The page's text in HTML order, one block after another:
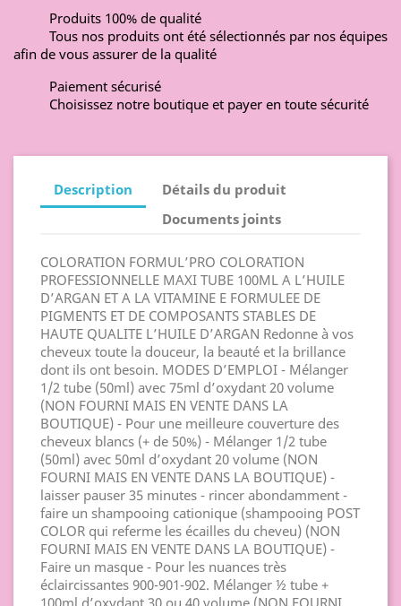
Produits 100% de qualité
Tous nos produits ont été sélectionnés par nos équipes
afin de vous assurer de la qualité
Paiement sécurisé
Choisissez notre boutique et payer en toute sécurité
Description
Détails du produit
Documents joints
COLORATION FORMUL’PRO COLORATION
PROFESSIONNELLE MAXI TUBE 100ML A L’HUILE
D’ARGAN ET A LA VITAMINE E FORMULEE DE
PIGMENTS ET DE COMPOSANTS STABLES DE
HAUTE QUALITE L’HUILE D’ARGAN Redonne à vos
cheveux toute la douceur, la beauté et la brillance
dont ils ont besoin. MODES D’EMPLOI - Mélanger
1/2 tube (50ml) avec 75ml d’oxydant 20 volume
(NON FOURNI MAIS EN VENTE DANS LA
BOUTIQUE) - Pour une meilleure couverture des
cheveux blancs (+ de 50%) - Mélanger 1/2 tube
(50ml) avec 50ml d’oxydant 20 volume (NON
FOURNI MAIS EN VENTE DANS LA BOUTIQUE) -
laisser pauser 35 minutes - rincer abondamment -
faire un shampooing cationique (shampooing POST
COLOR qui referme les écailles du cheveu) (NON
FOURNI MAIS EN VENTE DANS LA BOUTIQUE) -
Faire un masque - Pour les nuances très
éclaircissantes 900-901-902. Mélanger ½ tube +
100ml d’oxydant 30 ou 40 volume (NON FOURNI